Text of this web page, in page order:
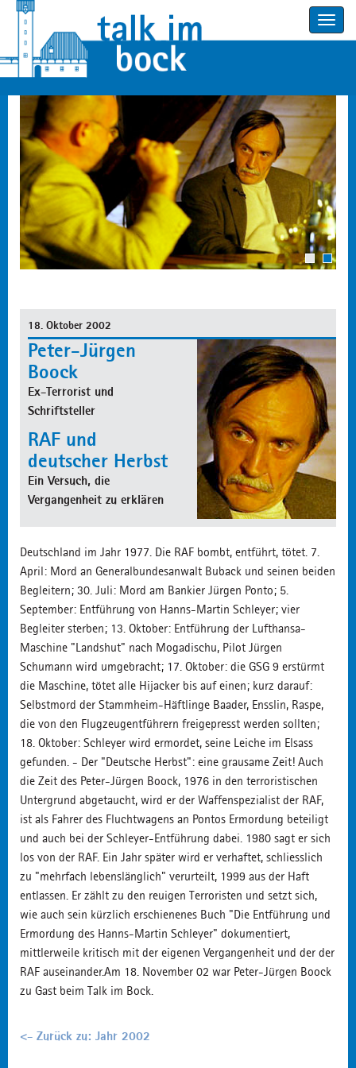
Toggle
1 2
18. Oktober 2002
Peter-Jürgen
Boock
Ex-Terrorist und
Schriftsteller
RAF und
deutscher Herbst
Ein Versuch, die
Vergangenheit zu erklären
Deutschland im Jahr 1977. Die RAF bombt, entführt, tötet. 7.
April: Mord an Generalbundesanwalt Buback und seinen beiden
Begleitern; 30. Juli: Mord am Bankier Jürgen Ponto; 5.
September: Entführung von Hanns-Martin Schleyer; vier
Begleiter sterben; 13. Oktober: Entführung der Lufthansa-
Maschine "Landshut" nach Mogadischu, Pilot Jürgen
Schumann wird umgebracht; 17. Oktober: die GSG 9 erstürmt
die Maschine, tötet alle Hijacker bis auf einen; kurz darauf:
Selbstmord der Stammheim-Häftlinge Baader, Ensslin, Raspe,
die von den Flugzeugentführern freigepresst werden sollten;
18. Oktober: Schleyer wird ermordet, seine Leiche im Elsass
gefunden. - Der "Deutsche Herbst": eine grausame Zeit! Auch
die Zeit des Peter-Jürgen Boock, 1976 in den terroristischen
Untergrund abgetaucht, wird er der Waffenspezialist der RAF,
ist als Fahrer des Fluchtwagens an Pontos Ermordung beteiligt
und auch bei der Schleyer-Entführung dabei. 1980 sagt er sich
los von der RAF. Ein Jahr später wird er verhaftet, schliesslich
zu "mehrfach lebenslänglich" verurteilt, 1999 aus der Haft
entlassen. Er zählt zu den reuigen Terroristen und setzt sich,
wie auch sein kürzlich erschienenes Buch "Die Entführung und
Ermordung des Hanns-Martin Schleyer" dokumentiert,
mittlerweile kritisch mit der eigenen Vergangenheit und der der
RAF auseinander.Am 18. November 02 war Peter-Jürgen Boock
zu Gast beim Talk im Bock.
<- Zurück zu: Jahr 2002